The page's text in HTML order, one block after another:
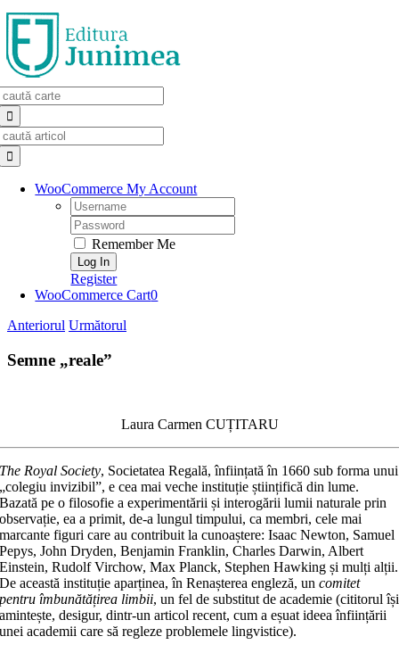
Skip
to
content
WooCommerce My Account
Username:
Password:
Remember Me
Register
WooCommerce Cart0
Anteriorul Următorul
Semne „reale”
Laura Carmen CUȚITARU
The Royal Society, Societatea Regală, înființată în 1660 sub forma unui
„colegiu invizibil”, e cea mai veche instituție științifică din lume.
Bazată pe o filosofie a experimentării și interogării lumii naturale prin
observație, ea a primit, de-a lungul timpului, ca membri, cele mai
marcante figuri care au contribuit la cunoaștere: Isaac Newton, Samuel
Pepys, John Dryden, Benjamin Franklin, Charles Darwin, Albert
Einstein, Rudolf Virchow, Max Planck, Stephen Hawking și mulți alții.
De această instituție aparținea, în Renașterea engleză, uncomitet
pentru îmbunătățirea limbii, un fel de substitut de academie (cititorul își
amintește, desigur, dintr-un articol recent, cum a eșuat ideea înființării
unei academii care să regleze problemele lingvistice).